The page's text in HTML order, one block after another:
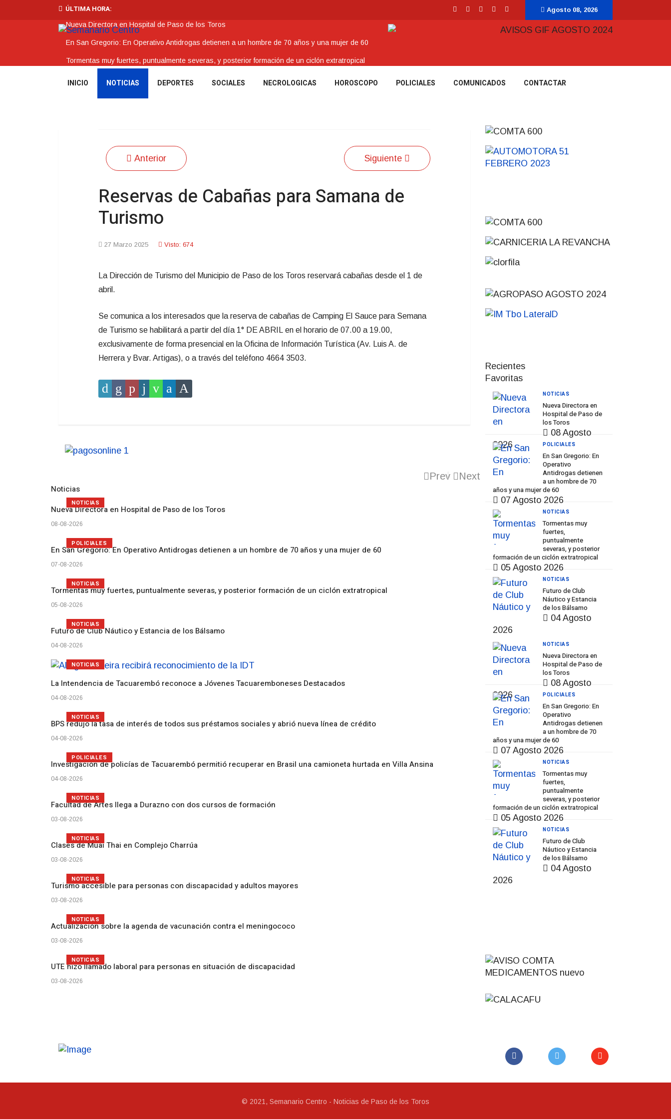
ÚLTIMA HORA:
Nueva Directora en Hospital de Paso de los Toros
En San Gregorio: En Operativo Antidrogas detienen a un hombre de 70 años y una mujer de 60
Tormentas muy fuertes, puntualmente severas, y posterior formación de un ciclón extratropical
Futuro de Club Náutico y Estancia de los Bálsamo
Agosto 08, 2026
INICIO NOTICIAS DEPORTES SOCIALES NECROLOGICAS HOROSCOPO POLICIALES COMUNICADOS CONTACTAR
Anterior Siguiente
Reservas de Cabañas para Samana de
Turismo
27 Marzo 2025 Visto: 674
La Dirección de Turismo del Municipio de Paso de los Toros reservará cabañas desde el 1 de
abril.
Se comunica a los interesados que la reserva de cabañas de Camping El Sauce para Semana
de Turismo se habilitará a partir del día 1° DE ABRIL en el horario de 07.00 a 19.00,
exclusivamente de forma presencial en la Oficina de Información Turística (Av. Luis A. de
Herrera y Bvar. Artigas), o a través del teléfono 4664 3503.
Noticias
Prev Next
Nueva Directora en Hospital de Paso de los Toros
08-08-2026
NOTICIAS
En San Gregorio: En Operativo Antidrogas detienen a un hombre de 70 años y una mujer de 60
07-08-2026
POLICIALES
Tormentas muy fuertes, puntualmente severas, y posterior formación de un ciclón extratropical
05-08-2026
NOTICIAS
Futuro de Club Náutico y Estancia de los Bálsamo
04-08-2026
NOTICIAS
La Intendencia de Tacuarembó reconoce a Jóvenes Tacuaremboneses Destacados
04-08-2026
NOTICIAS
BPS redujo la tasa de interés de todos sus préstamos sociales y abrió nueva línea de crédito
04-08-2026
NOTICIAS
Investigación de policías de Tacuarembó permitió recuperar en Brasil una camioneta hurtada en Villa Ansina
04-08-2026
POLICIALES
Facultad de Artes llega a Durazno con dos cursos de formación
03-08-2026
NOTICIAS
Clases de Muai Thai en Complejo Charrúa
03-08-2026
NOTICIAS
Turismo accesible para personas con discapacidad y adultos mayores
03-08-2026
NOTICIAS
Actualización sobre la agenda de vacunación contra el meningococo
03-08-2026
NOTICIAS
UTE hizo llamado laboral para personas en situación de discapacidad
03-08-2026
NOTICIAS
Recientes
Favoritas
Nueva Directora en
Hospital de Paso de
los Toros
08 Agosto
2026
NOTICIAS
En San Gregorio: En
Operativo
Antidrogas detienen
a un hombre de 70
años y una mujer de 60
07 Agosto 2026
POLICIALES
Tormentas muy
fuertes,
puntualmente
severas, y posterior
formación de un ciclón extratropical
05 Agosto 2026
NOTICIAS
Futuro de Club
Náutico y Estancia
de los Bálsamo
04 Agosto
2026
NOTICIAS
Nueva Directora en
Hospital de Paso de
los Toros
08 Agosto
2026
NOTICIAS
En San Gregorio: En
Operativo
Antidrogas detienen
a un hombre de 70
años y una mujer de 60
07 Agosto 2026
POLICIALES
Tormentas muy
fuertes,
puntualmente
severas, y posterior
formación de un ciclón extratropical
05 Agosto 2026
NOTICIAS
Futuro de Club
Náutico y Estancia
de los Bálsamo
04 Agosto
2026
NOTICIAS
© 2021, Semanario Centro - Noticias de Paso de los Toros